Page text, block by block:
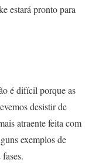
estará pronto para
é difícil porque as
desistir de
atraente feita com
exemplos de